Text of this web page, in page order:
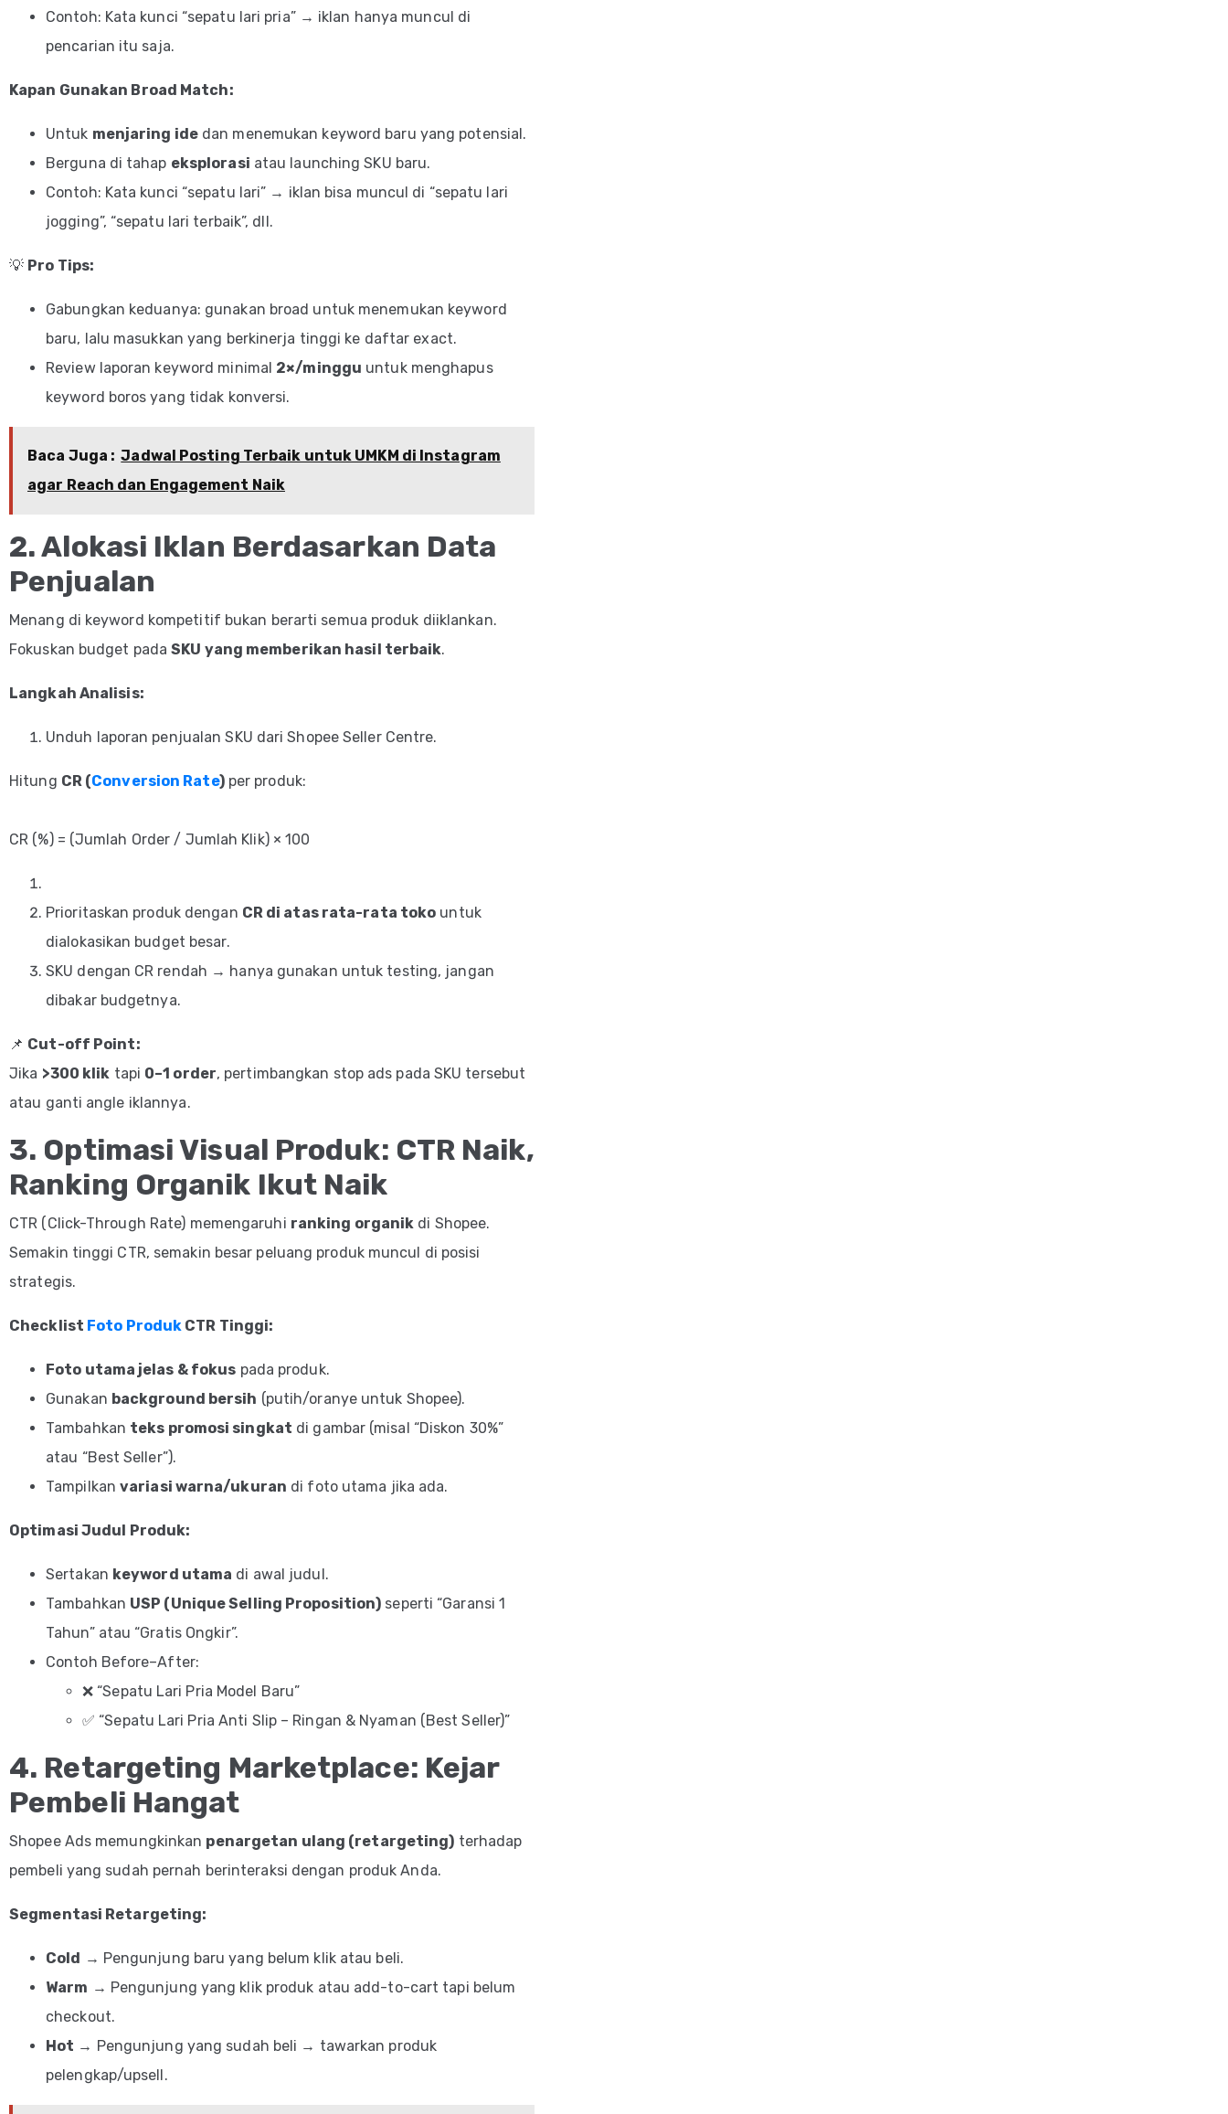
Contoh: Kata kunci “sepatu lari pria” → iklan hanya muncul di
pencarian itu saja.
Kapan Gunakan Broad Match:
Untuk menjaring idedan menemukan keyword baru yang potensial.
Berguna di tahap eksplorasi atau launching SKU baru.
Contoh: Kata kunci “sepatu lari” → iklan bisa muncul di “sepatu lari
jogging”, “sepatu lari terbaik”, dll.
💡 Pro Tips:
Gabungkan keduanya: gunakan broad untuk menemukan keyword
baru, lalu masukkan yang berkinerja tinggi ke daftar exact.
Review laporan keyword minimal 2×/minggu untuk menghapus
keyword boros yang tidak konversi.
Baca Juga : Jadwal Posting Terbaik untuk UMKM di Instagram
agar Reach dan Engagement Naik
2. Alokasi Iklan Berdasarkan Data
Penjualan
Menang di keyword kompetitif bukan berarti semua produk diiklankan.
Fokuskan budget padaSKU yang memberikan hasil terbaik.
Langkah Analisis:
Unduh laporan penjualan SKU dari Shopee Seller Centre.
Hitung CR (Conversion Rate)per produk:
CR (%) = (Jumlah Order / Jumlah Klik) × 100
Prioritaskan produk dengan CR di atas rata-rata toko untuk
dialokasikan budget besar.
SKU dengan CR rendah → hanya gunakan untuk testing, jangan
dibakar budgetnya.
📌 Cut-off Point:
Jika >300 klik tapi 0–1 order, pertimbangkan stop ads pada SKU tersebut
atau ganti angle iklannya.
3. Optimasi Visual Produk: CTR Naik,
Ranking Organik Ikut Naik
CTR (Click-Through Rate) memengaruhi ranking organik di Shopee.
Semakin tinggi CTR, semakin besar peluang produk muncul di posisi
strategis.
Checklist Foto Produk CTR Tinggi:
Foto utama jelas & fokus pada produk.
Gunakan background bersih (putih/oranye untuk Shopee).
Tambahkan teks promosi singkat di gambar (misal “Diskon 30%”
atau “Best Seller”).
Tampilkan variasi warna/ukuran di foto utama jika ada.
Optimasi Judul Produk:
Sertakan keyword utama di awal judul.
Tambahkan USP (Unique Selling Proposition) seperti “Garansi 1
Tahun” atau “Gratis Ongkir”.
Contoh Before–After:
❌ “Sepatu Lari Pria Model Baru”
✅ “Sepatu Lari Pria Anti Slip – Ringan & Nyaman (Best Seller)”
4. Retargeting Marketplace: Kejar
Pembeli Hangat
Shopee Ads memungkinkan penargetan ulang (retargeting) terhadap
pembeli yang sudah pernah berinteraksi dengan produk Anda.
Segmentasi Retargeting:
Cold → Pengunjung baru yang belum klik atau beli.
Warm → Pengunjung yang klik produk atau add-to-cart tapi belum
checkout.
Hot → Pengunjung yang sudah beli → tawarkan produk
pelengkap/upsell.